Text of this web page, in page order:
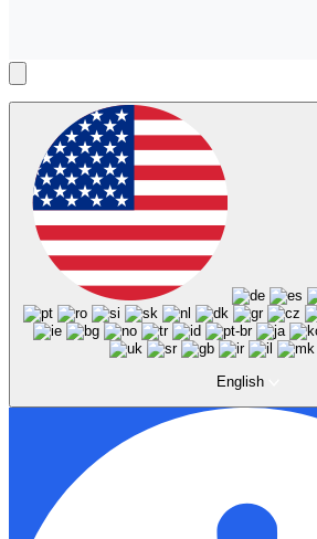
English